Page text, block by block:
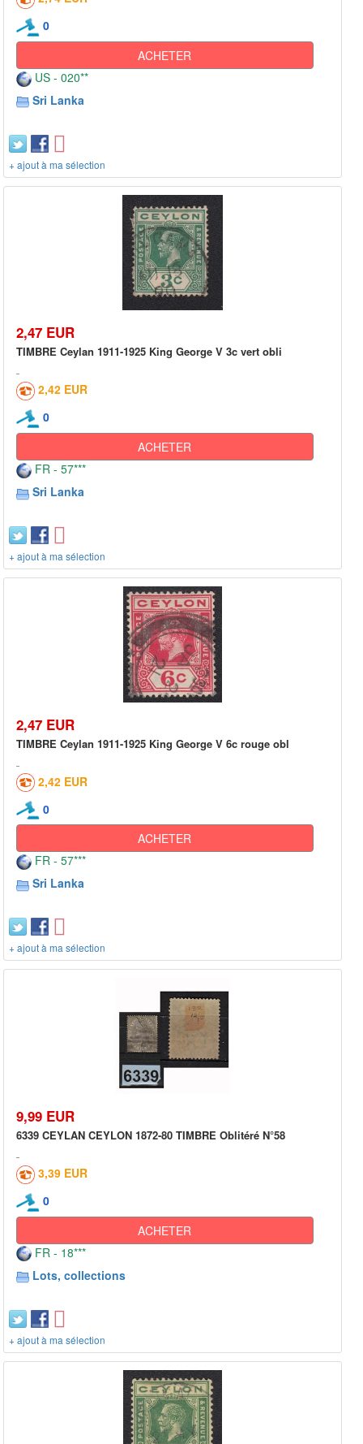
0
ACHETER
US - 020**
Sri Lanka
+ ajout à ma sélection
2,47 EUR
TIMBRE Ceylan 1911-1925 King George V 3c vert obli
2,42 EUR
0
ACHETER
FR - 57***
Sri Lanka
+ ajout à ma sélection
2,47 EUR
TIMBRE Ceylan 1911-1925 King George V 6c rouge obl
2,42 EUR
0
ACHETER
FR - 57***
Sri Lanka
+ ajout à ma sélection
9,99 EUR
6339 CEYLAN CEYLON 1872-80 TIMBRE Oblitéré N°58
3,39 EUR
0
ACHETER
FR - 18***
Lots, collections
+ ajout à ma sélection